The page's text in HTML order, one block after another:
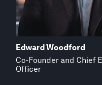
Edward Woodford
Co-Founder and Chief
Officer